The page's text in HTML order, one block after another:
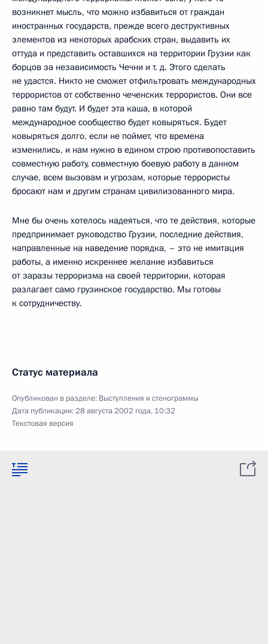
возникнет мысль, что можно избавиться от граждан
иностранных государств, прежде всего деструктивных
элементов из некоторых арабских стран, выдавить их
оттуда и представить оставшихся на территории Грузии как
борцов за независимость Чечни и т. д. Этого сделать
не удастся. Никто не сможет отфильтровать международных
террористов от собственно чеченских террористов. Они все
равно там будут. И будет эта каша, в которой
международное сообщество будет ковыряться. Будет
ковыряться долго, если не поймет, что времена
изменились, и нам нужно в едином строю противопоставить
совместную работу, совместную боевую работу в данном
случае, всем вызовам и угрозам, которые террористы
бросают нам и другим странам цивилизованного мира.
Мне бы очень хотелось надеяться, что те действия, которые
предпринимает руководство Грузии, последние действия,
направленные на наведение порядка, – это не имитация
работы, а именно искреннее желание избавиться
от заразы терроризма на своей территории, которая
разлагает само грузинское государство. Мы готовы
к сотрудничеству.
Статус материала
Опубликован в разделе: Выступления и стенограммы
Дата публикации:28 августа 2002 года, 10:32
Текстовая версия